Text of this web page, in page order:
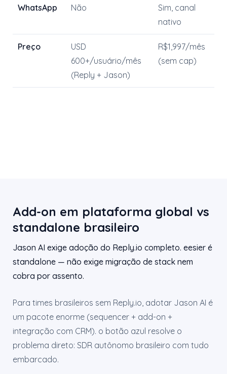
WhatsApp Não
Sim, canal
nativo
Preço
USD
600+/usuário/mês
(Reply + Jason)
R$1,997/mês
(sem cap)
Add-on em plataforma global vs
standalone brasileiro
Jason AI exige adoção do Reply.io completo. eesier é
standalone — não exige migração de stack nem
cobra por assento.
Para times brasileiros sem Reply.io, adotar Jason AI é
um pacote enorme (sequencer + add-on +
integração com CRM). o botão azul resolve o
problema direto: SDR autônomo brasileiro com tudo
embarcado.